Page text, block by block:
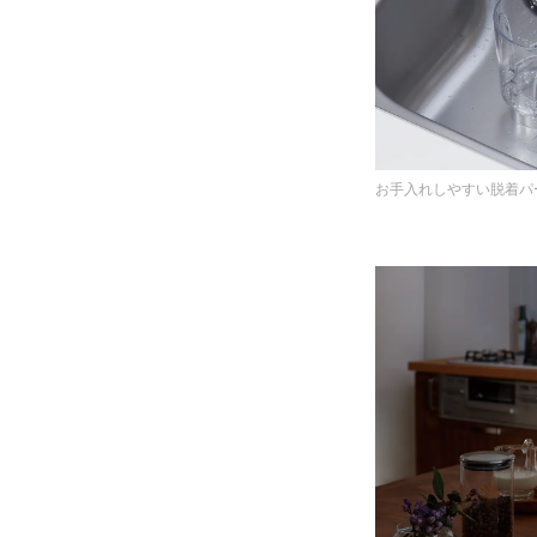
お手入れしやすい脱着パ